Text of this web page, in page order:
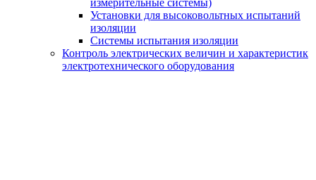
измерительные системы)
Установки для высоковольтных испытаний
изоляции
Системы испытания изоляции
Контроль электрических величин и характеристик
электротехнического оборудования